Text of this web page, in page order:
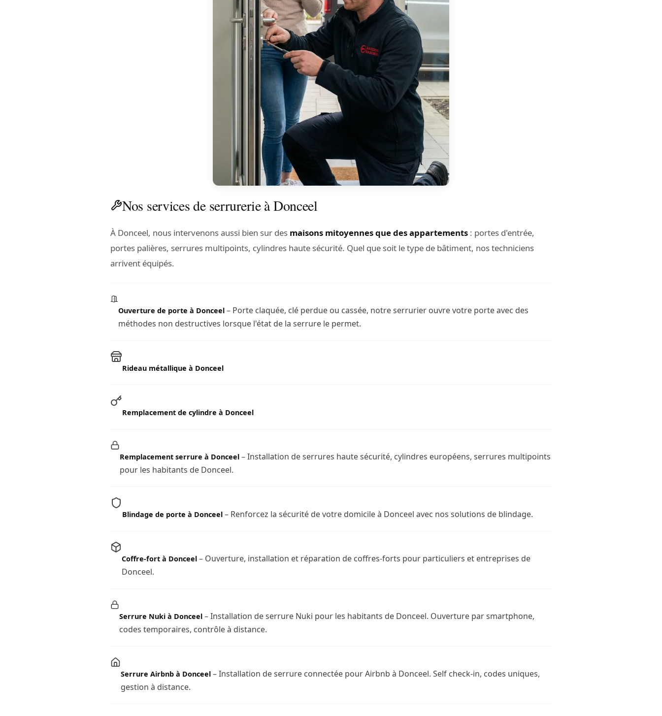
Nos services de serrurerie à Donceel
À Donceel, nous intervenons aussi bien sur des maisons mitoyennes que des appartements : portes d'entrée,
portes palières, serrures multipoints, cylindres haute sécurité. Quel que soit le type de bâtiment, nos techniciens
arrivent équipés.
Ouverture de porte à Donceel– Porte claquée, clé perdue ou cassée, notre serrurier ouvre votre porte avec des
méthodes non destructives lorsque l'état de la serrure le permet.
Rideau métallique à Donceel
Remplacement de cylindre à Donceel
Remplacement serrure à Donceel– Installation de serrures haute sécurité, cylindres européens, serrures multipoints
pour les habitants de Donceel.
Blindage de porte à Donceel – Renforcez la sécurité de votre domicile à Donceel avec nos solutions de blindage.
Coffre-fort à Donceel – Ouverture, installation et réparation de coffres-forts pour particuliers et entreprises de
Donceel.
Serrure Nuki à Donceel – Installation de serrure Nuki pour les habitants de Donceel. Ouverture par smartphone,
codes temporaires, contrôle à distance.
Serrure Airbnb à Donceel – Installation de serrure connectée pour Airbnb à Donceel. Self check-in, codes uniques,
gestion à distance.